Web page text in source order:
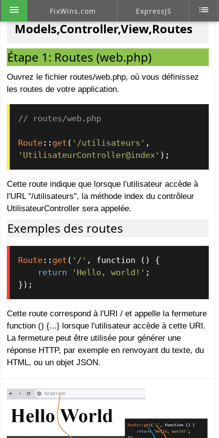
menu FixWins.com ExpressJS list
Models,Controller,View,Routes
Étape 1: Routes (web.php)
Ouvrez le fichier routes/web.php, où vous définissez
les routes de votre application.
// routes/web.php
Route :: get ( '/utilisateurs'
'UtilisateurController@index' );
Cette route indique que lorsque l'utilisateur accède à
l'URL "/utilisateurs", la méthode index du contrôleur
UtilisateurController sera appelée.
Exemples des routes
Route :: get ( '/' , function () {
return
'Hello, world!' ;
});
Cette route correspond à l'URI / et appelle la fermeture
function () {...} lorsque l'utilisateur accède à cette URI.
La fermeture peut être utilisée pour générer une
réponse HTTP, par exemple en renvoyant du texte, du
HTML, ou un objet JSON.